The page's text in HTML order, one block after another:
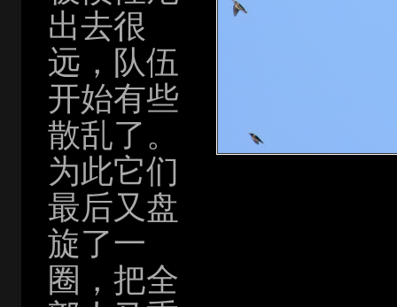
出去很
远，队伍
开始有些
散乱了。
为此它们
最后又盘
旋了一
圈，把全